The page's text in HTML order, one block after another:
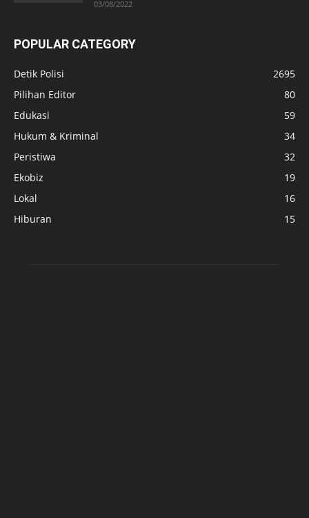
03/08/2022
POPULAR CATEGORY
Detik Polisi
2695
Pilihan Editor
80
Edukasi
59
Hukum & Kriminal
34
Peristiwa
32
Ekobiz
19
Lokal
16
Hiburan
15